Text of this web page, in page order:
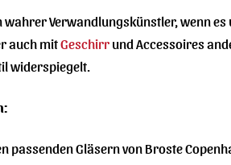
wahrer Verwandlungskünstler, wenn
auch mitGeschirrund Accessoires
widerspiegelt.
passenden Gläsern von Broste